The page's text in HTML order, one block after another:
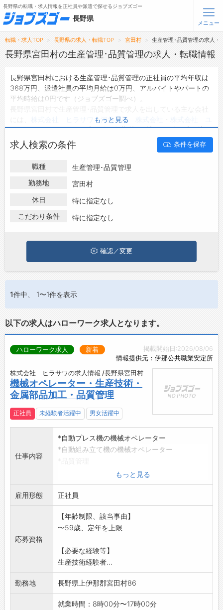
無料会員登録 ログイン
メニュー
トップ
タップで簡単に求人を探す
【初めての方へ】
長野県の求人検索で選ばれる理由
転職支援サービス
お問い合わせ
よくあるご質問
長野県の転職・求人情報を正社員や派遣で探せるジョブズゴー
長野県
メニュー
転職・求人TOP 長野県の求人・転職TOP 宮田村 生産管理･品質管理の求人・
長野県宮田村の生産管理･品質管理の求人・転職情報
長野県宮田村における生産管理･品質管理の正社員の平均年収は
368万円、派遣社員の平均月給は0万円、アルバイトやパートの
平均時給は0円です（ジョブズゴー調べ）。
・ 河井工器 株式会社
ーエスアイなどがあり、未経験や短期等ご希望の条件で絞り込み
ができます。
長野県宮田村の地域密着型の求人サイトであるジョブズゴーでは
長野県宮田村の求人情報を3件取り扱っており、そのうち
は3件、 派遣社員の求人は0件、アルバイト・パートの求
は0件です。
第二新卒から50代・60代以上の方の再就職も可能です。 長野県
宮田村で生産管理･品質管理の求人・転職情報を探している方
は、ぜひ興味のある職種に応募してみてくださいね。
もっと見る
求人検索の条件 条件を保存
職種
生産管理･品質管理
勤務地
宮田村
休日
特に指定なし
こだわり条件
特に指定なし
確認／変更
1件中、 1〜1件を表示
以下の求人はハローワーク求人となります。
掲載開始日:2026/08/06
情報提供元：伊那公共職業安定所
ハローワーク求人 新着
株式会社 ヒラサワの求人情報 /長野県宮田村
機械オペレーター・生産技術・
金属部品加工・品質管理
正社員 未経験者活躍中 男女活躍中
仕事内容
*自動プレス機の機械オペレーター
*自動組み立て機の機械オペレーター
*自動設備の維持管理 生産技術要員
*NC旋盤及びマシニングセンターを使った金属
加工
業務の変更範囲:会社の定める業務全般
もっと見る
雇用形態 正社員
応募資格
【年齢制限、該当事由】
〜59歳、定年を上限
【必要な経験等】
生産技術経験者...
勤務地 長野県上伊那郡宮田村86
就業時間：8時00分〜17時00分